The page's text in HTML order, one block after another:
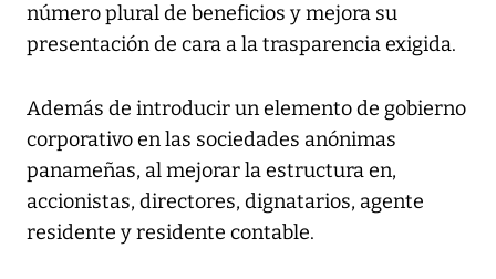
número plural de beneficios y mejora su
presentación de cara a la trasparencia exigida.
Además de introducir un elemento de gobierno
corporativo en las sociedades anónimas
panameñas, al mejorar la estructura en,
accionistas, directores, dignatarios, agente
residente y residente contable.